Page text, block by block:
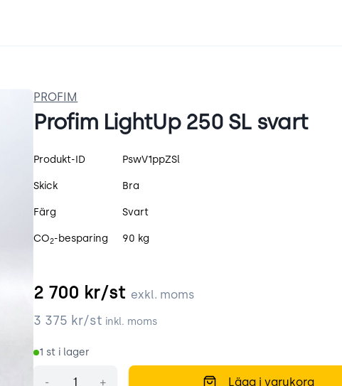
PROFIM
Profim LightUp 250 SL svart
Produktspecifikation
Produkt-ID PswV1ppZSl
Skick Bra
Färg Svart
CO2-besparing 90 kg
2 700 kr/st exkl. moms
3 375 kr/st inkl. moms
1 st i lager
- + Lägg i varukorg